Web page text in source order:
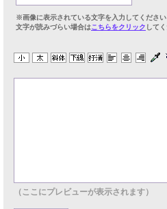
※画像に表示されている文字を入力してくださ
文字が読みづらい場合はこちらをクリック して
（ここにプレビューが表示されます）